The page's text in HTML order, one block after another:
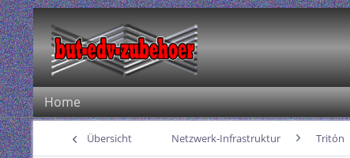
Home
Übersicht Netzwerk-Infrastruktur Tritón